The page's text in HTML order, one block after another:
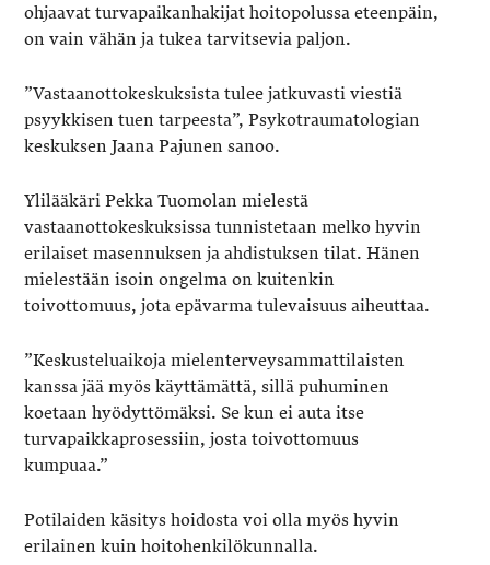
ohjaavat turvapaikanhakijat hoitopolussa eteenpäin,
on vain vähän ja tukea tarvitsevia paljon.
”Vastaanottokeskuksista tulee jatkuvasti viestiä
psyykkisen tuen tarpeesta”, Psykotraumatologian
keskuksen Jaana Pajunen sanoo.
Ylilääkäri Pekka Tuomolan mielestä
vastaanottokeskuksissa tunnistetaan melko hyvin
erilaiset masennuksen ja ahdistuksen tilat. Hänen
mielestään isoin ongelma on kuitenkin
toivottomuus, jota epävarma tulevaisuus aiheuttaa.
”Keskusteluaikoja mielenterveysammattilaisten
kanssa jää myös käyttämättä, sillä puhuminen
koetaan hyödyttömäksi. Se kun ei auta itse
turvapaikkaprosessiin, josta toivottomuus
kumpuaa.”
Potilaiden käsitys hoidosta voi olla myös hyvin
erilainen kuin hoitohenkilökunnalla.